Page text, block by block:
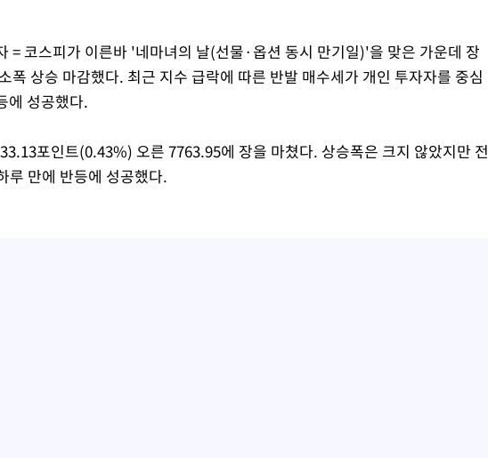
대치로 남부 케슘섬에서 두차
= 코스피가 이른바 '네마녀의 날(선물·옵션 동시 만기일)'을 맞은 가운데 장
폭 상승 마감했다. 최근 지수 급락에 따른 반발 매수세가 개인 투자자를 중심
에 성공했다.
포인트(0.43%) 오른 7763.95에 장을 마쳤다. 상승폭은 크지 않았지만 전
루 만에 반등에 성공했다.